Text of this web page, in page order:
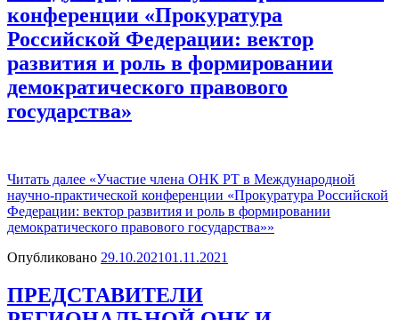
конференции «Прокуратура
Российской Федерации: вектор
развития и роль в формировании
демократического правового
государства»
Читать далее «Участие члена ОНК РТ в Международной
научно-практической конференции «Прокуратура Российской
Федерации: вектор развития и роль в формировании
демократического правового государства»»
Опубликовано 29.10.202101.11.2021
ПРЕДСТАВИТЕЛИ